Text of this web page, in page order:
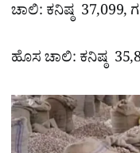
ಚಾಲಿ: ಕನಿಷ್ಠ 37,099,
ಹೊಸ ಚಾಲಿ: ಕನಿಷ್ಠ